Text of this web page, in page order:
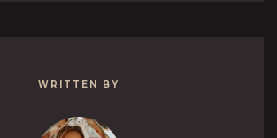
WRITTEN BY